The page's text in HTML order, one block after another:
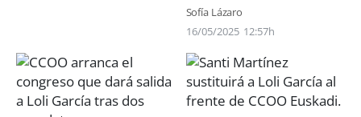
Sofía Lázaro
16/05/2025 12:57h